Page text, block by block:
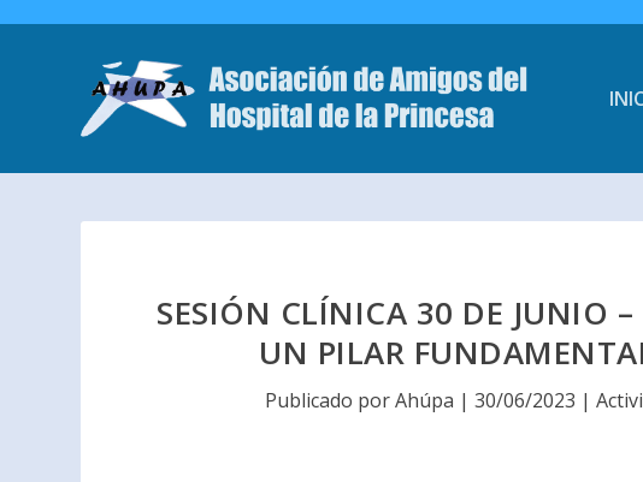
SESIÓN CLÍNICA 30 DE JUNIO
UN PILAR
Publicado porAhúpa | 30/06/2023 |